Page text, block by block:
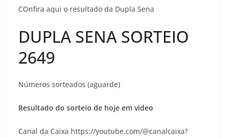
COnfira aqui o resultado da Dupla Sena
DUPLA SENA SORTEIO
2649
Números sorteados (aguarde)
Resultado do sorteio de hoje em video
Canal da Caixa https://youtube.com/@canalcaixa?